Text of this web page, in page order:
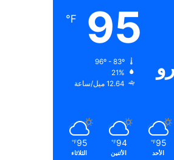
95
℉
21%
12.64 ميل/ساعة
95
℉
الأحد
94
℉
الأثنين
95
℉
الثلاثاء